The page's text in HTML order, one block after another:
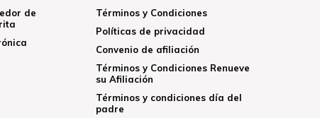
de
Términos y Condiciones
Políticas de privacidad
Convenio de afiliación
Términos y Condiciones Renueve
su Afiliación
Términos y condiciones día del
padre